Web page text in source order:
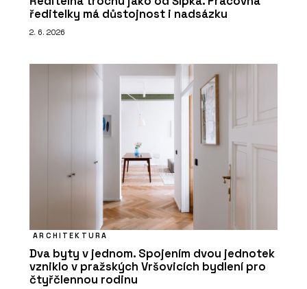
ředitelky má důstojnost i nadsázku
2. 6. 2026
ARCHITEKTURA
Dva byty v jednom. Spojením dvou jednotek
vzniklo v pražských Vršovicích bydlení pro
čtyřčlennou rodinu